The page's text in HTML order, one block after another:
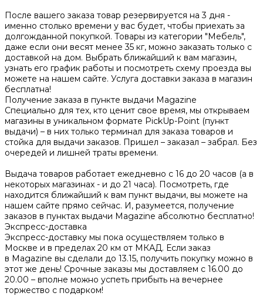
После вашего заказа товар резервируется на 3 дня -
именно столько времени у вас будет, чтобы приехать за
долгожданной покупкой. Товары из категории "Мебель",
даже если они весят менее 35 кг, можно заказать только с
доставкой на дом. Выбрать ближайший к вам магазин,
узнать его график работы и посмотреть схему проезда вы
можете на нашем сайте. Услуга доставки заказа в магазин
бесплатна!
Получение заказа в пункте выдачи Magazine
Специально для тех, кто ценит свое время, мы открываем
магазины в уникальном формате PickUp-Point (пункт
выдачи) – в них только терминал для заказа товаров и
стойка для выдачи заказов. Пришел – заказал – забрал. Без
очередей и лишней траты времени.
Выдача товаров работает ежедневно с 16 до 20 часов (а в
некоторых магазинах - и до 21 часа). Посмотреть, где
находится ближайший к вам пункт выдачи, вы можете на
нашем сайте прямо сейчас. И, разумеется, получение
заказов в пунктах выдачи Magazine абсолютно бесплатно!
Экспресс-доставка
Экспресс-доставку мы пока осуществляем только в
Москве и в пределах 20 км от МКАД. Если заказ
в Magazine вы сделали до 13.15, получить покупку можно в
этот же день! Срочные заказы мы доставляем с 16.00 до
20.00 – вполне можно успеть прибыть на вечернее
торжество с подарком!